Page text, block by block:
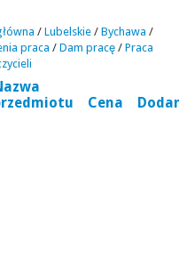
/ Lubelskie / Bychawa /
praca / Dam pracę / Praca
Cena